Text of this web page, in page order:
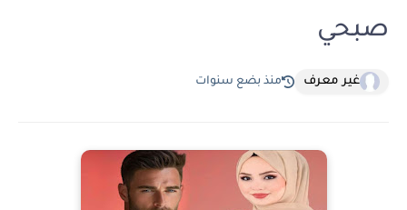
صبحي
غير معرف منذ بضع سنوات